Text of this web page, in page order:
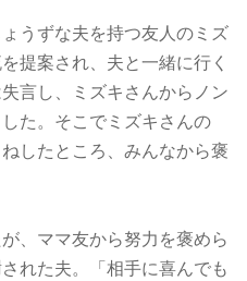
うずな夫を持つ友人のミズ
提案され、夫と一緒に行く
言し、ミズキさんからノン
た。そこでミズキさんの
したところ、みんなから褒
、ママ友から努力を褒めら
れた夫。「相手に喜んでも